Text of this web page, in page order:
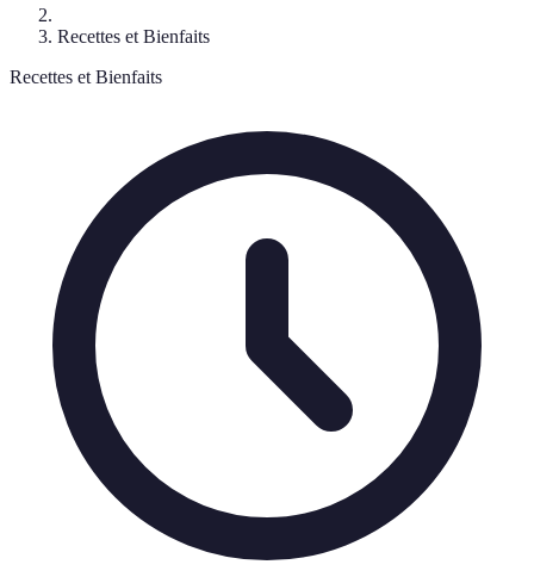
Recettes et Bienfaits
Recettes et Bienfaits